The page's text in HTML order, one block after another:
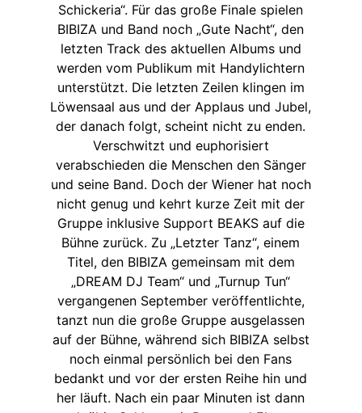
Schickeria“. Für das große Finale spielen
BIBIZA und Band noch „Gute Nacht“, den
letzten Track des aktuellen Albums und
werden vom Publikum mit Handylichtern
unterstützt. Die letzten Zeilen klingen im
Löwensaal aus und der Applaus und Jubel,
der danach folgt, scheint nicht zu enden.
Verschwitzt und euphorisiert
verabschieden die Menschen den Sänger
und seine Band. Doch der Wiener hat noch
nicht genug und kehrt kurze Zeit mit der
Gruppe inklusive Support BEAKS auf die
Bühne zurück. Zu „Letzter Tanz“, einem
Titel, den BIBIZA gemeinsam mit dem
„DREAM DJ Team“ und „Turnup Tun“
vergangenen September veröffentlichte,
tanzt nun die große Gruppe ausgelassen
auf der Bühne, während sich BIBIZA selbst
noch einmal persönlich bei den Fans
bedankt und vor der ersten Reihe hin und
her läuft. Nach ein paar Minuten ist dann